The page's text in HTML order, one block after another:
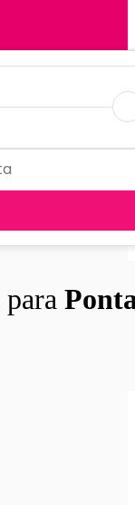
para